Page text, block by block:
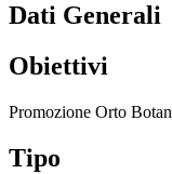
Dati Generali
Obiettivi
Promozione Orto
Tipo